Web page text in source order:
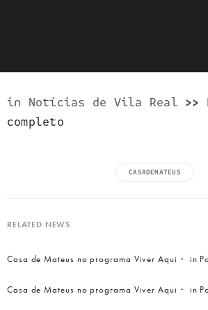
in Notícias de Vila Real >>
completo
CASADEMATEUS
RELATED NEWS
Casa de Mateus no programa Viver Aqui・ in
Casa de Mateus no programa Viver Aqui・ in